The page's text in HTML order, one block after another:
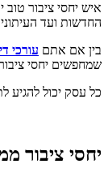
איש יחסי ציבור טוב
החדשות ועד
בין אם אתם עורכי
שמחפשים יחסי
כל עסק יכול להגיע
יחסי ציבור